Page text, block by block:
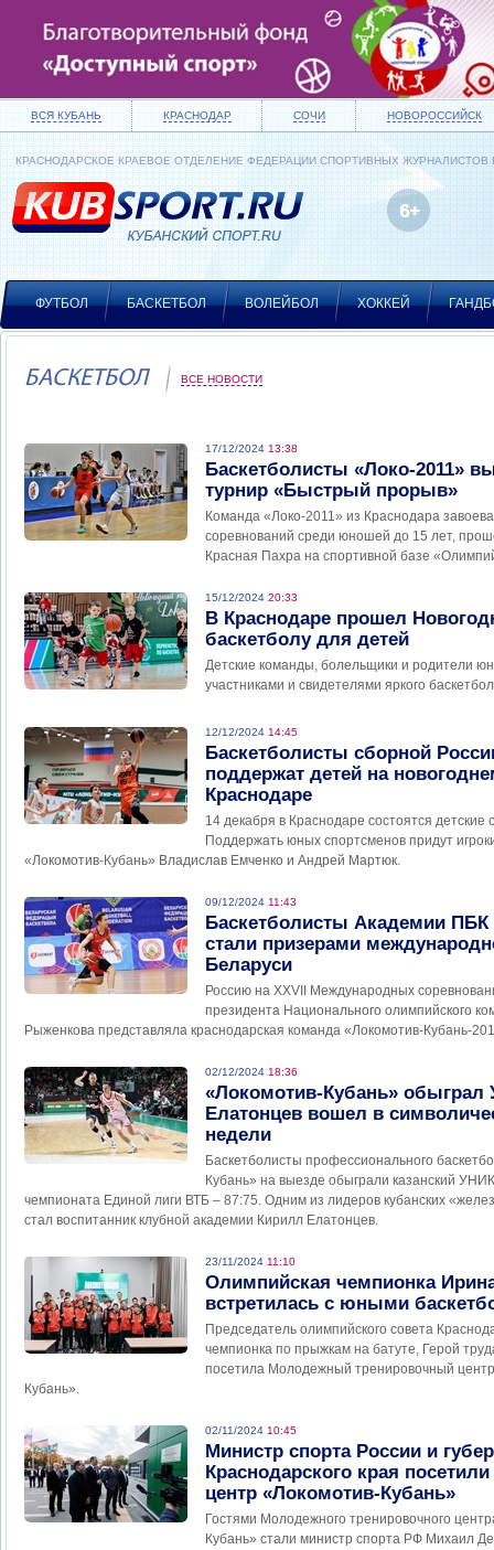
ВСЯ КУБАНЬ КРАСНОДАР СОЧИ НОВОРОССИЙСК
КРАСНОДАРСКОЕ КРАЕВОЕ ОТДЕЛЕНИЕ ФЕДЕРАЦИИ СПОРТИВНЫХ ЖУРНАЛИСТОВ
ФУТБОЛ БАСКЕТБОЛ ВОЛЕЙБОЛ ХОККЕЙ
БАСКЕТБОЛ ВСЕ НОВОСТИ
17/12/2024 13:38
Баскетболисты «Локо-2011»
турнир «Быстрый прорыв»
Команда «Локо-2011» из Краснодара
соревнований среди юношей до 15 лет,
Красная Пахра на спортивной базе
15/12/2024 20:33
В Краснодаре прошел
баскетболу для детей
Детские команды, болельщики и родители
участниками и свидетелями яркого
12/12/2024 14:45
Баскетболисты сборной
поддержат детей на
Краснодаре
14 декабря в Краснодаре состоятся детские
Поддержать юных спортсменов придут
«Локомотив-Кубань» Владислав Емченко и Андрей Мартюк.
09/12/2024 11:43
Баскетболисты Академии
стали призерами
Беларуси
Россию на XXVII Международных
президента Национального олимпийского
Рыженкова представляла краснодарская команда «Локомотив-Кубань-
02/12/2024 18:36
«Локомотив-Кубань»
Елатонцев вошел в
недели
Баскетболисты профессионального
Кубань» на выезде обыграли казанский
чемпионата Единой лиги ВТБ – 87:75. Одним из лидеров кубанских
стал воспитанник клубной академии Кирилл Елатонцев.
23/11/2024 11:10
Олимпийская чемпионка
встретилась с юными
Председатель олимпийского совета
чемпионка по прыжкам на батуте, Герой
посетила Молодежный тренировочный
Кубань».
02/11/2024 10:45
Министр спорта России и
Краснодарского края
центр «Локомотив-Кубань»
Гостями Молодежного тренировочного
Кубань» стали министр спорта РФ Михаил